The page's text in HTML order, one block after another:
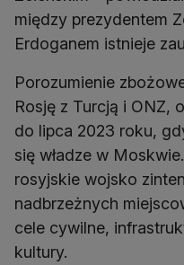
między prezydentem
Erdoganem istnieje
Porozumienie
Rosję z Turcją i ONZ,
do lipca 2023 roku,
się władze w
rosyjskie wojsko
nadbrzeżnych
cele cywilne,
kultury.